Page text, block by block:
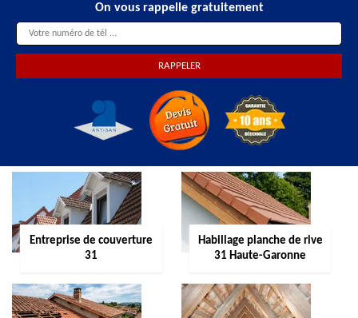
On vous rappelle gratuitement
Entreprise de couverture
31
Habillage planche de rive
31 Haute-Garonne